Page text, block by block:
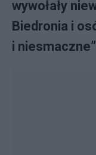
wywołały
Biedronia i
i